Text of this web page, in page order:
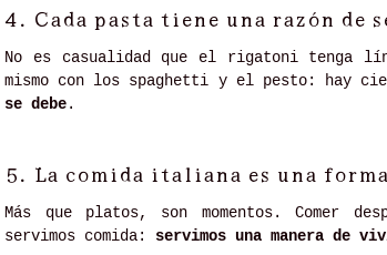
4. Cada pasta tiene una razón de
No es casualidad que el rigatoni tenga
mismo con los spaghetti y el pesto: hay
se debe .
5. La comida italiana es una
Más que platos, son momentos. Comer
servimos comida: servimos una manera de